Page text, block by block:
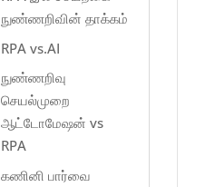
நுண்ணறிவின் தாக்கம்
RPA vs.AI
நுண்ணறிவு
செயல்முறை
ஆட்டோமேஷன் vs
RPA
கணினி பார்வை